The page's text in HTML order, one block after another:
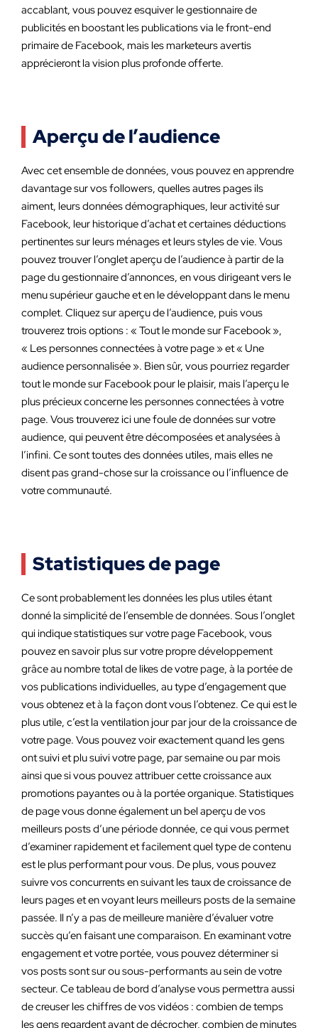
accablant, vous pouvez esquiver le gestionnaire de
publicités en boostant les publications via le front-end
primaire de Facebook, mais les marketeurs avertis
apprécieront la vision plus profonde offerte.
Aperçu de l’audience
Avec cet ensemble de données, vous pouvez en apprendre
davantage sur vos followers, quelles autres pages ils
aiment, leurs données démographiques, leur activité sur
Facebook, leur historique d’achat et certaines déductions
pertinentes sur leurs ménages et leurs styles de vie. Vous
pouvez trouver l’onglet aperçu de l’audience à partir de la
page du gestionnaire d’annonces, en vous dirigeant vers le
menu supérieur gauche et en le développant dans le menu
complet. Cliquez sur aperçu de l’audience, puis vous
trouverez trois options : « Tout le monde sur Facebook »,
« Les personnes connectées à votre page » et « Une
audience personnalisée ». Bien sûr, vous pourriez regarder
tout le monde sur Facebook pour le plaisir, mais l’aperçu le
plus précieux concerne les personnes connectées à votre
page. Vous trouverez ici une foule de données sur votre
audience, qui peuvent être décomposées et analysées à
l’infini. Ce sont toutes des données utiles, mais elles ne
disent pas grand-chose sur la croissance ou l’influence de
votre communauté.
Statistiques de page
Ce sont probablement les données les plus utiles étant
donné la simplicité de l’ensemble de données. Sous l’onglet
qui indique statistiques sur votre page Facebook, vous
pouvez en savoir plus sur votre propre développement
grâce au nombre total de likes de votre page, à la portée de
vos publications individuelles, au type d’engagement que
vous obtenez et à la façon dont vous l’obtenez. Ce qui est le
plus utile, c’est la ventilation jour par jour de la croissance de
votre page. Vous pouvez voir exactement quand les gens
ont suivi et plu suivi votre page, par semaine ou par mois
ainsi que si vous pouvez attribuer cette croissance aux
promotions payantes ou à la portée organique. Statistiques
de page vous donne également un bel aperçu de vos
meilleurs posts d’une période donnée, ce qui vous permet
d’examiner rapidement et facilement quel type de contenu
est le plus performant pour vous. De plus, vous pouvez
suivre vos concurrents en suivant les taux de croissance de
leurs pages et en voyant leurs meilleurs posts de la semaine
passée. Il n’y a pas de meilleure manière d’évaluer votre
succès qu’en faisant une comparaison. En examinant votre
engagement et votre portée, vous pouvez déterminer si
vos posts sont sur ou sous-performants au sein de votre
secteur. Ce tableau de bord d’analyse vous permettra aussi
de creuser les chiffres de vos vidéos : combien de temps
les gens regardent avant de décrocher, combien de minutes